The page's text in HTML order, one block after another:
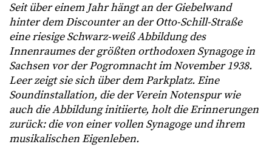
Seit über einem Jahr hängt an der Giebelwand
hinter dem Discounter an der Otto-Schill-Straße
eine riesige Schwarz-weiß Abbildung des
Innenraumes der größten orthodoxen Synagoge in
Sachsen vor der Pogromnacht im November 1938.
Leer zeigt sie sich über dem Parkplatz. Eine
Soundinstallation, die der Verein Notenspur wie
auch die Abbildung initiierte, holt die Erinnerungen
zurück: die von einer vollen Synagoge und ihrem
musikalischen Eigenleben.